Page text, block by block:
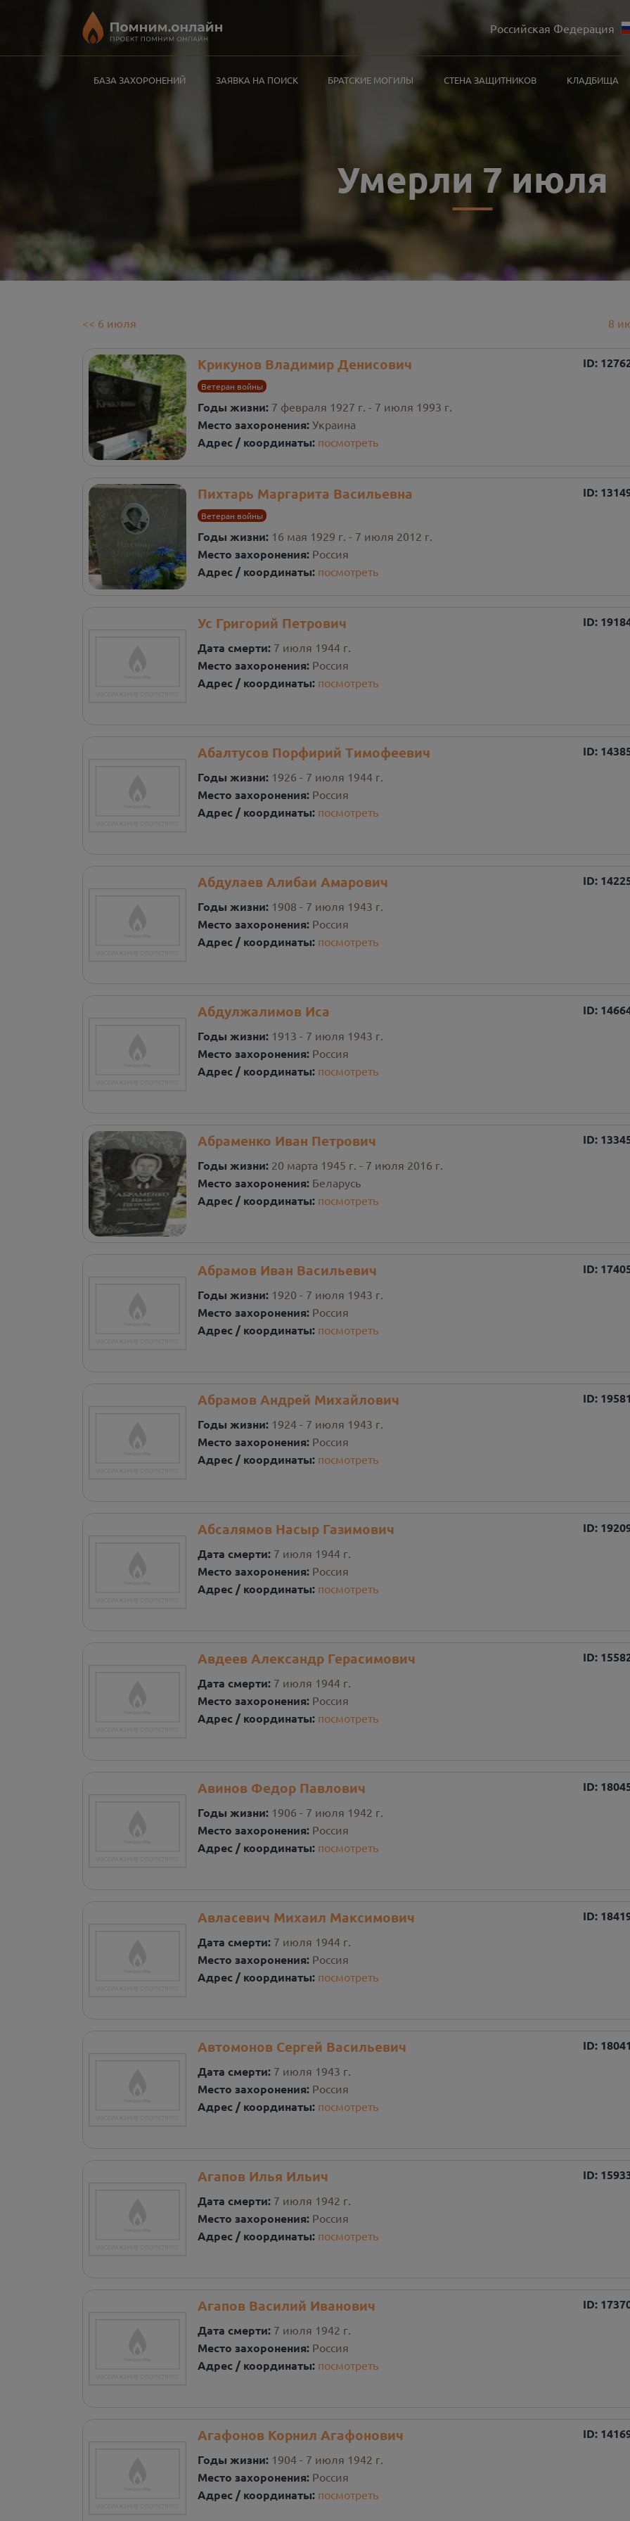
Российская Федерация
БАЗА ЗАХОРОНЕНИЙ ЗАЯВКА НА ПОИСК БРАТСКИЕ МОГИЛЫ СТЕНА ЗАЩИТНИКОВ КЛАДБИЩА
Умерли 7 июля
<< 6 июля 8
Крикунов Владимир Денисович ID:
Ветеран войны
Годы жизни: 7 февраля 1927 г. - 7 июля 1993 г.
Место захоронения: Украина
Адрес / координаты: посмотреть
Пихтарь Маргарита Васильевна ID:
Ветеран войны
Годы жизни: 16 мая 1929 г. - 7 июля 2012 г.
Место захоронения: Россия
Адрес / координаты: посмотреть
Ус Григорий Петрович ID:
Дата смерти: 7 июля 1944 г.
Место захоронения: Россия
Адрес / координаты: посмотреть
Абалтусов Порфирий Тимофеевич ID:
Годы жизни: 1926 - 7 июля 1944 г.
Место захоронения: Россия
Адрес / координаты: посмотреть
Абдулаев Алибаи Амарович ID:
Годы жизни: 1908 - 7 июля 1943 г.
Место захоронения: Россия
Адрес / координаты: посмотреть
Абдулжалимов Иса ID:
Годы жизни: 1913 - 7 июля 1943 г.
Место захоронения: Россия
Адрес / координаты: посмотреть
Абраменко Иван Петрович ID:
Годы жизни: 20 марта 1945 г. - 7 июля 2016 г.
Место захоронения: Беларусь
Адрес / координаты: посмотреть
Абрамов Иван Васильевич ID:
Годы жизни: 1920 - 7 июля 1943 г.
Место захоронения: Россия
Адрес / координаты: посмотреть
Абрамов Андрей Михайлович ID:
Годы жизни: 1924 - 7 июля 1943 г.
Место захоронения: Россия
Адрес / координаты: посмотреть
Абсалямов Насыр Газимович ID:
Дата смерти: 7 июля 1944 г.
Место захоронения: Россия
Адрес / координаты: посмотреть
Авдеев Александр Герасимович ID:
Дата смерти: 7 июля 1944 г.
Место захоронения: Россия
Адрес / координаты: посмотреть
Авинов Федор Павлович ID:
Годы жизни: 1906 - 7 июля 1942 г.
Место захоронения: Россия
Адрес / координаты: посмотреть
Авласевич Михаил Максимович ID:
Дата смерти: 7 июля 1944 г.
Место захоронения: Россия
Адрес / координаты: посмотреть
Автомонов Сергей Васильевич ID:
Дата смерти: 7 июля 1943 г.
Место захоронения: Россия
Адрес / координаты: посмотреть
Агапов Илья Ильич ID:
Дата смерти: 7 июля 1942 г.
Место захоронения: Россия
Адрес / координаты: посмотреть
Агапов Василий Иванович ID:
Дата смерти: 7 июля 1942 г.
Место захоронения: Россия
Адрес / координаты: посмотреть
Агафонов Корнил Агафонович ID:
Годы жизни: 1904 - 7 июля 1942 г.
Место захоронения: Россия
Адрес / координаты: посмотреть